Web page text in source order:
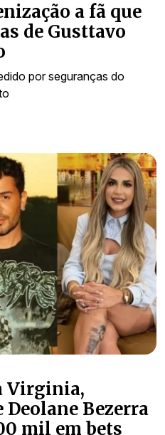
a fã que
de Gusttavo
por seguranças do
Virginia,
Bezerra
mil em bets